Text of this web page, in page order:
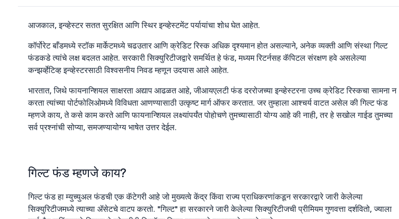
आजकाल, इन्व्हेस्टर सतत सुरक्षित आणि स्थिर इन्व्हेस्टमेंट पर्यायांचा शोध घेत आहेत.
कॉर्पोरेट बाँडमध्ये स्टॉक मार्केटमध्ये चढउतार आणि क्रेडिट रिस्क अधिक दृश्यमान होत असल्याने, अनेक व्यक्ती आणि संस्था गिल्ट
फंडकडे त्यांचे लक्ष बदलत आहेत. सरकारी सिक्युरिटीजद्वारे समर्थित हे फंड, मध्यम रिटर्नसह कॅपिटल संरक्षण हवे असलेल्या
कन्झर्व्हेटिव्ह इन्व्हेस्टरसाठी विश्वसनीय निवड म्हणून उदयास आले आहेत.
भारतात, जिथे फायनान्शियल साक्षरता अद्याप आढळत आहे, जीआयएलटी फंड दररोजच्या इन्व्हेस्टरना उच्च क्रेडिट रिस्कचा सामना न
करता त्यांच्या पोर्टफोलिओमध्ये विविधता आणण्यासाठी उत्कृष्ट मार्ग ऑफर करतात. जर तुम्हाला आश्चर्य वाटत असेल की गिल्ट फंड
म्हणजे काय, ते कसे काम करते आणि फायनान्शियल लक्ष्यांपर्यंत पोहोचणे तुमच्यासाठी योग्य आहे की नाही, तर हे सखोल गाईड तुमच्या
सर्व प्रश्नांची सोप्या, समजण्यायोग्य भाषेत उत्तर देईल.
गिल्ट फंड म्हणजे काय?
गिल्ट फंड हा म्युच्युअल फंडची एक कॅटेगरी आहे जो मुख्यत्वे केंद्र किंवा राज्य प्राधिकरणांकडून सरकारद्वारे जारी केलेल्या
सिक्युरिटीजमध्ये त्याच्या ॲसेटचे वाटप करतो. "गिल्ट" हा सरकारने जारी केलेल्या सिक्युरिटीजची प्रीमियम गुणवत्ता दर्शवितो, ज्याला